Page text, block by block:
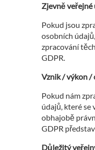
Zjevně veřejné
Pokud jsou
osobních
zpracování
GDPR.
Vznik / výkon /
Pokud nám
údajů, které se
obhajobě
GDPR
Důležitý